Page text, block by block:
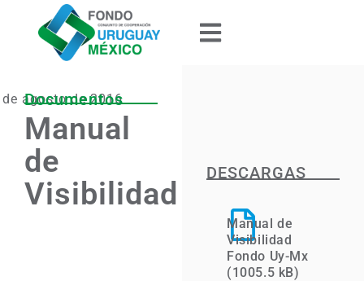
agosto de 2016
Documentos
Manual
de
Visibilidad
DESCARGAS
Manual de
Visibilidad
Fondo Uy-Mx
(1005.5 kB)